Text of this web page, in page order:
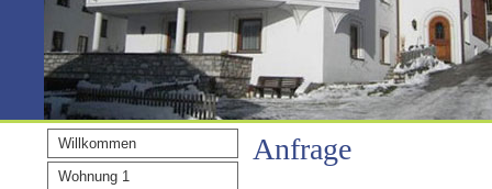
Willkommen
Wohnung 1
Anfrage